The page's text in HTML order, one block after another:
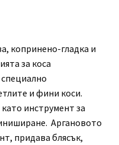
копринено-гладка и
за коса
и фини коси.
инструмент за
Аргановото
придава блясък,